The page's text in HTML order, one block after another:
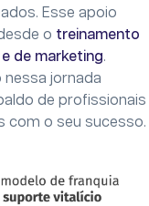
Esse apoio
o treinamento
de marketing.
nessa jornada
de profissionais
com o seu sucesso.